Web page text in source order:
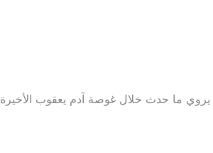
يروي ما حدث خلال غوصة آدم يعقوب الأخيرة